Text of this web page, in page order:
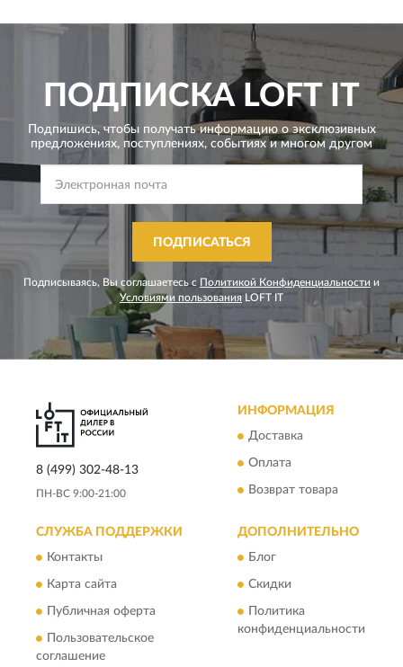
ПОДПИСКА LOFT IT
Подпишись, чтобы получать информацию о эксклюзивных
предложениях, поступлениях, событиях и многом другом
ПОДПИСАТЬСЯ
Подписываясь, Вы соглашаетесь с Политикой Конфиденциальности и
Условиями пользования LOFT IT
8 (499) 302-48-13
ПН-ВС 9:00-21:00
ИНФОРМАЦИЯ
Доставка
Оплата
Возврат товара
СЛУЖБА ПОДДЕРЖКИ
Контакты
Карта сайта
Публичная оферта
Пользовательское
соглашение
ДОПОЛНИТЕЛЬНО
Блог
Скидки
Политика
конфиденциальности